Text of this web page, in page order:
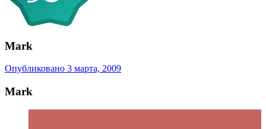
Mark
Опубликовано 3 марта, 2009
Mark